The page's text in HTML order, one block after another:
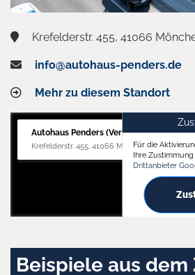
Krefelderstr. 455, 41066
info@autohaus-penders.de
Mehr zu diesem Standort
Autohaus Penders (Verkauf)
Krefelderstr. 455, 41066 Mönchengladbach
Für die
Ihre
Drittanbieter
Beispiele aus